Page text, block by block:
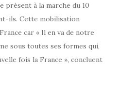
présent à la marche du 10
ils. Cette mobilisation
car « Il en va de notre
sous toutes ses formes qui,
fois la France », concluent